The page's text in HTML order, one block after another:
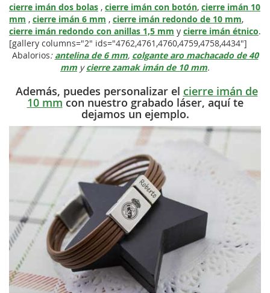
cierre imán dos bolas , cierre imán con botón, cierre imán 10
mm , cierre imán 6 mm , cierre imán redondo de 10 mm,
cierre imán redondo con anillas 1,5 mm y cierre imán étnico.
[gallery columns="2" ids="4762,4761,4760,4759,4758,4434"]
Abalorios: antelina de 6 mm, colgante aro machacado de 40
mm ycierre zamak imán de 10 mm.
Además, puedes personalizar el cierre imán de
10 mmcon nuestro grabado láser, aquí te
dejamos un ejemplo.